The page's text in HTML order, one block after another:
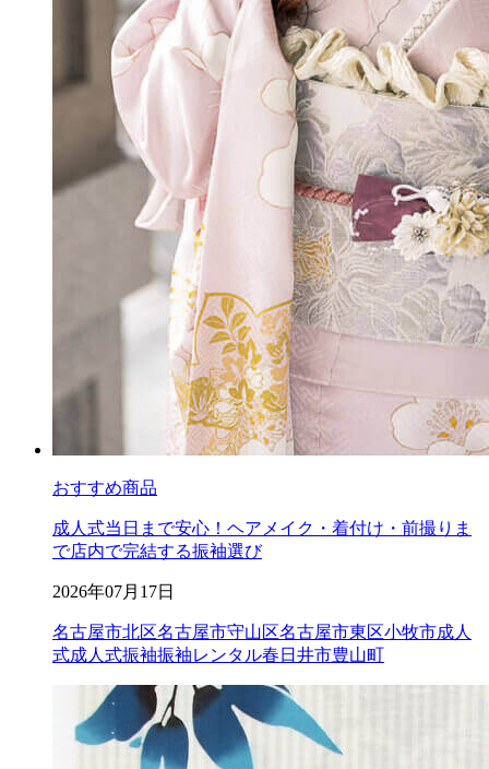
おすすめ商品
成人式当日まで安心！ヘアメイク・着付け・前撮りま
で店内で完結する振袖選び
2026年07月17日
名古屋市北区名古屋市守山区名古屋市東区小牧市成人
式成人式振袖振袖レンタル春日井市豊山町